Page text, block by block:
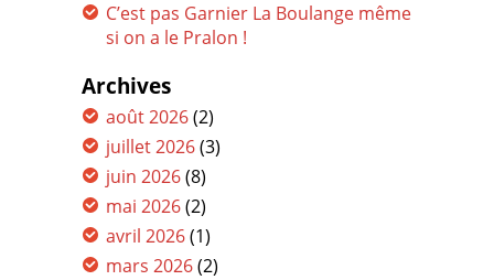
C’est pas Garnier La Boulange même
si on a le Pralon !
Archives
août 2026(2)
juillet 2026(3)
juin 2026(8)
mai 2026(2)
avril 2026(1)
mars 2026(2)